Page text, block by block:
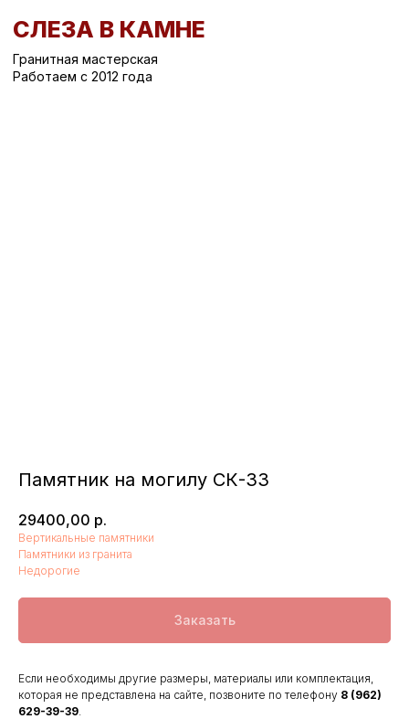
СЛЕЗА В КАМНЕ
Работаем с 2012 года
Вернуться назад / Вертикальные памятники на могилу
Памятник на могилу СК-33
Памятник на могилу СК-33
29400,00 р.
Вертикальные памятники
Памятники из гранита
Недорогие
Заказать
Если необходимы другие размеры, материалы или комплектация,
которая не представлена на сайте, позвоните по телефону 8 (962)
629-39-39